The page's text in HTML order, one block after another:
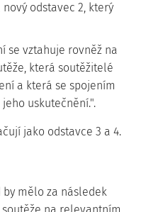
nový odstavec 2, který
se vztahuje rovněž na
která soutěžitelé
a která se spojením
uskutečnění.".
jako odstavce 3 a 4.
mělo za následek